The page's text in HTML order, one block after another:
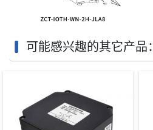
可能感兴趣的其它产品：